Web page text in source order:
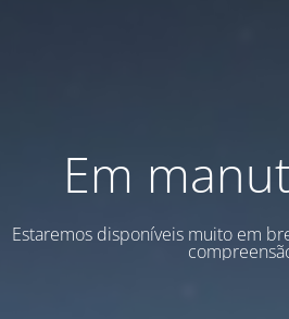
Em
Estaremos disponíveis muito em